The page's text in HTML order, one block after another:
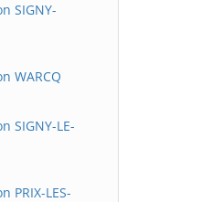
SIGNY-
WARCQ
SIGNY-LE-
PRIX-LES-